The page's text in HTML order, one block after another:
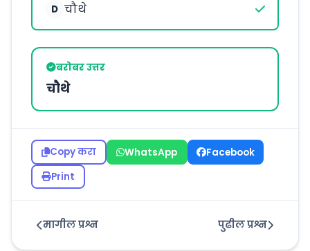
D चौथे
बरोबर उत्तर
चौथे
Copy करा WhatsApp
Facebook
Print
मागील प्रश्न पुढील प्रश्न